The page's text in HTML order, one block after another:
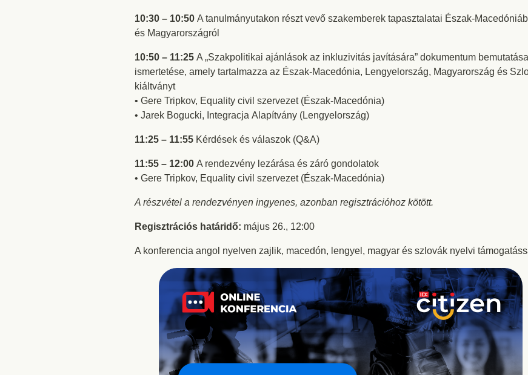
10:30 – 10:50 A tanulmányutakon részt vevő szakemberek tapasztalatai Észak-
és Magyarországról
10:50 – 11:25 A „Szakpolitikai ajánlások az inkluzivitás javítására” dokumentum
ismertetése, amely tartalmazza az Észak-Macedónia, Lengyelország, Magyarország és
kiáltványt
• Gere Tripkov, Equality civil szervezet (Észak-Macedónia)
• Jarek Bogucki, Integracja Alapítvány (Lengyelország)
11:25 – 11:55 Kérdések és válaszok (Q&A)
11:55 – 12:00 A rendezvény lezárása és záró gondolatok
• Gere Tripkov, Equality civil szervezet (Észak-Macedónia)
A részvétel a rendezvényen ingyenes, azonban regisztrációhoz kötött.
Regisztrációs határidő: május 26., 12:00
A konferencia angol nyelven zajlik, macedón, lengyel, magyar és szlovák nyelvi